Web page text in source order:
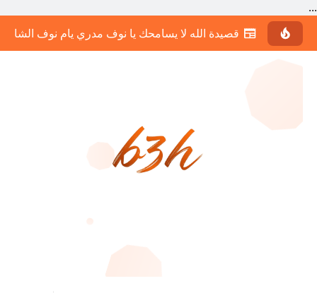
...
قصيدة الله لا يسامحك يا نوف مدري يام نوف